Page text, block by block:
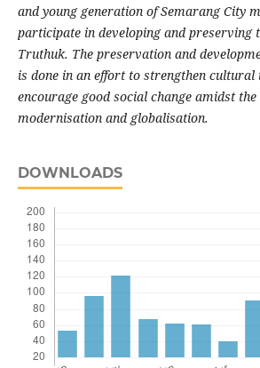
and young generation of Semarang City
participate in developing and preserving
Truthuk. The preservation and
is done in an effort to strengthen cultural
encourage good social change amidst the
modernisation and globalisation.
DOWNLOADS